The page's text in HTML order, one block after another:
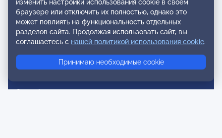
Реестр наблюдательных членов
Реестр консультативных членов
Реестр действительных членов
Реестр аккредитованных супервизоров
Реестр СРО
Сертификация
изменить настройки использования cookie в своем
браузере или отключить их полностью, однако это
может повлиять на функциональность отдельных
разделов сайта. Продолжая использовать сайт, вы
соглашаетесь с нашей политикой использования cookie.
Принимаю необходимые cookie